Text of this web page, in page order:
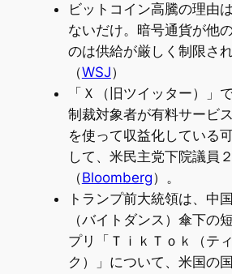
ビットコイン高騰の理由
ないだけ。暗号通貨が他
のは供給が厳しく制限さ
（WSJ）
「Ｘ（旧ツイッター）」
制裁対象者が有料サービ
を使って収益化している
して、米民主党下院議員
（Bloomberg）。
トランプ前大統領は、中
（バイトダンス）傘下の
プリ「ＴｉｋＴｏｋ（テ
ク）」について、米国の